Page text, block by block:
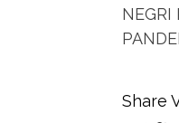
NEGRI
Share